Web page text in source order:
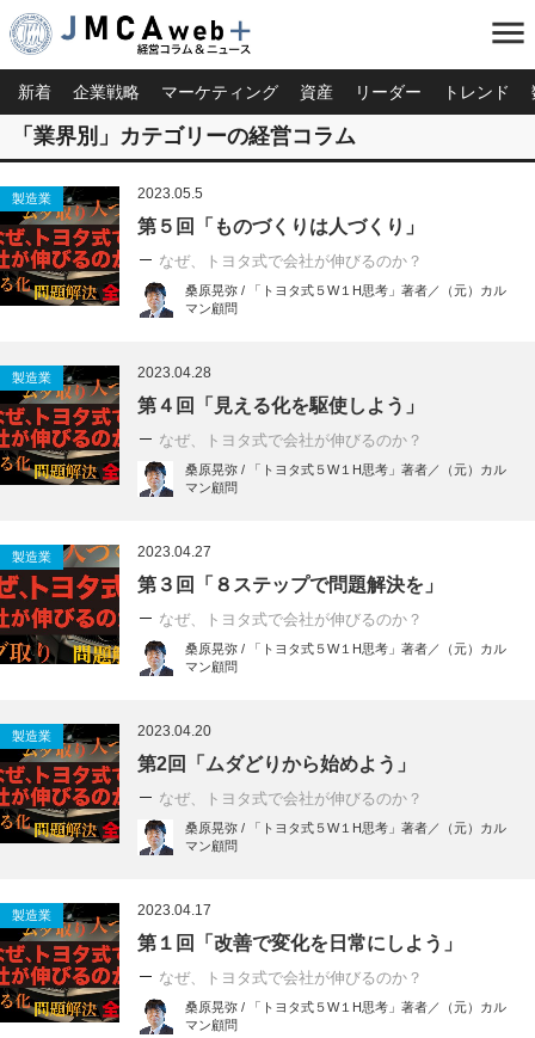
menu
新着 企業戦略 マーケティング 資産 リーダー トレンド
「業界別」カテゴリーの経営コラム
製造業 2023.05.5
第５回「ものづくりは人づくり」
なぜ、トヨタ式で会社が伸びるのか？
桑原晃弥 / 「トヨタ式５W１H思考」著者／（元）カル
マン顧問
製造業 2023.04.28
第４回「見える化を駆使しよう」
なぜ、トヨタ式で会社が伸びるのか？
桑原晃弥 / 「トヨタ式５W１H思考」著者／（元）カル
マン顧問
製造業 2023.04.27
第３回「８ステップで問題解決を」
なぜ、トヨタ式で会社が伸びるのか？
桑原晃弥 / 「トヨタ式５W１H思考」著者／（元）カル
マン顧問
製造業 2023.04.20
第2回「ムダどりから始めよう」
なぜ、トヨタ式で会社が伸びるのか？
桑原晃弥 / 「トヨタ式５W１H思考」著者／（元）カル
マン顧問
製造業 2023.04.17
第１回「改善で変化を日常にしよう」
なぜ、トヨタ式で会社が伸びるのか？
桑原晃弥 / 「トヨタ式５W１H思考」著者／（元）カル
マン顧問